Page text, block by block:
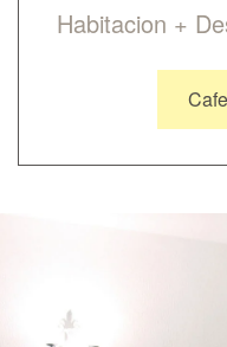
Habitacion +